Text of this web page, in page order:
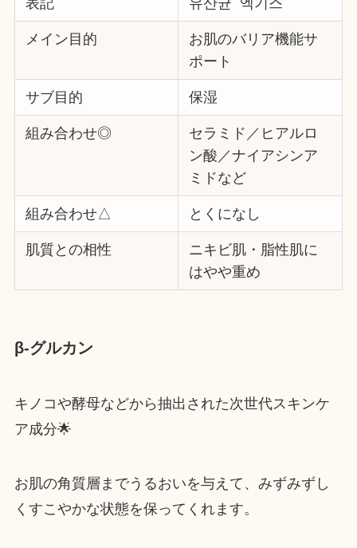
表記 유산균 엑기스
メイン目的
お肌のバリア機能サ
ポート
サブ目的 保湿
組み合わせ◎
セラミド／ヒアルロ
ン酸／ナイアシンア
ミドなど
組み合わせ△ とくになし
肌質との相性
ニキビ肌・脂性肌に
はやや重め
β-グルカン
キノコや酵母などから抽出された次世代スキンケ
ア成分🌟
お肌の角質層までうるおいを与えて、みずみずし
くすこやかな状態を保ってくれます。